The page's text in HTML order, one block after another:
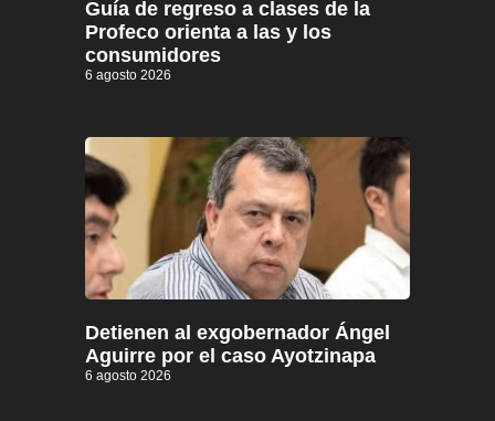
Guía de regreso a clases de la
Profeco orienta a las y los
consumidores
6 agosto 2026
Detienen al exgobernador Ángel
Aguirre por el caso Ayotzinapa
6 agosto 2026